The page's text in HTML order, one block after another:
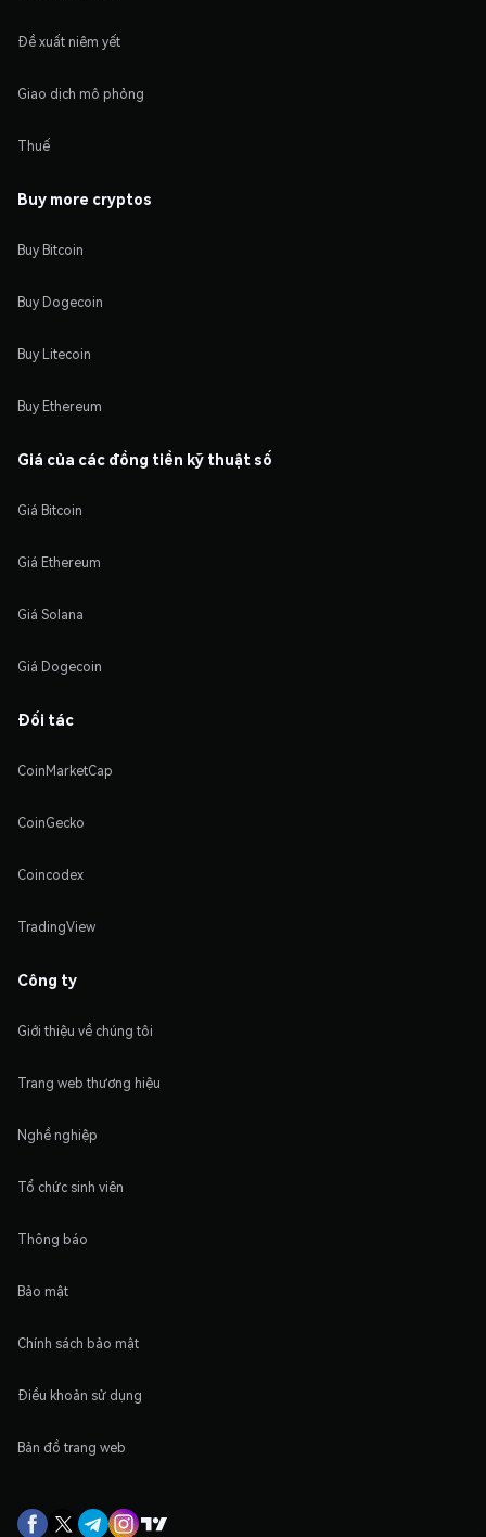
Đề xuất niêm yết
Giao dịch mô phỏng
Thuế
Buy more cryptos
Buy Bitcoin
Buy Dogecoin
Buy Litecoin
Buy Ethereum
Giá của các đồng tiền kỹ thuật số
Giá Bitcoin
Giá Ethereum
Giá Solana
Giá Dogecoin
Đối tác
CoinMarketCap
CoinGecko
Coincodex
TradingView
Công ty
Giới thiệu về chúng tôi
Trang web thương hiệu
Nghề nghiệp
Tổ chức sinh viên
Thông báo
Bảo mật
Chính sách bảo mật
Điều khoản sử dụng
Bản đồ trang web